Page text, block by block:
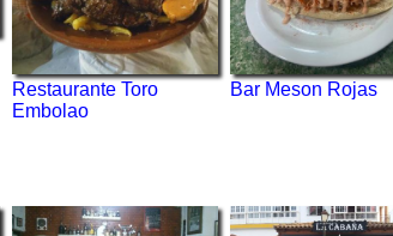
Restaurante Toro
Embolao
Bar Meson Rojas